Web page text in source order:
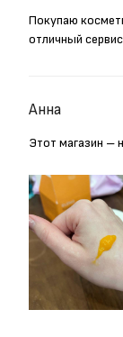
Покупаю
отличный
Анна
Этот магазин –